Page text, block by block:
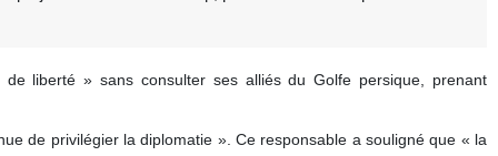
liberté » sans consulter ses alliés du Golfe persique, prenant
de privilégier la diplomatie ». Ce responsable a souligné que « la